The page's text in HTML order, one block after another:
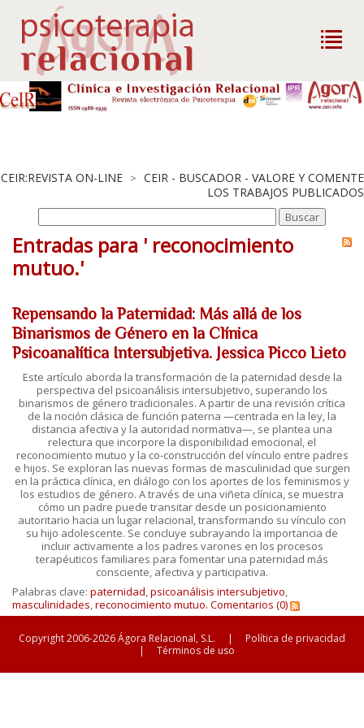
CEIR:REVISTA ON-LINE > CEIR - BUSCADOR - VALORE Y COMENTE
LOS TRABAJOS PUBLICADOS
Entradas para ' reconocimiento
mutuo.'
Repensando la Paternidad: Más allá de los
Binarismos de Género en la Clínica
Psicoanalítica Intersubjetiva. Jessica Picco Lieto
Este artículo aborda la transformación de la paternidad desde la
perspectiva del psicoanálisis intersubjetivo, superando los
binarismos de género tradicionales. A partir de una revisión crítica
de la noción clásica de función paterna —centrada en la ley, la
distancia afectiva y la autoridad normativa—, se plantea una
relectura que incorpore la disponibilidad emocional, el
reconocimiento mutuo y la co-construcción del vínculo entre padres
e hijos. Se exploran las nuevas formas de masculinidad que surgen
en la práctica clínica, en diálogo con los aportes de los feminismos y
los estudios de género. A través de una viñeta clínica, se muestra
cómo un padre puede transitar desde un posicionamiento
autoritario hacia un lugar relacional, transformando su vínculo con
su hijo adolescente. Se concluye subrayando la importancia de
incluir activamente a los padres varones en los procesos
terapéuticos familiares para fomentar una paternidad más
consciente, afectiva y participativa.
Palabras clave: paternidad,psicoanálisis intersubjetivo,
masculinidades,reconocimiento mutuo. Comentarios (0)
Copyright 2006-2026 Ágora Relacional, S.L. |
Política de privacidad
|
Términos de uso